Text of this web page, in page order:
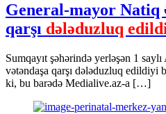
General-mayor Natiq
qarşı dələduzluq
Sumqayıt şəhərində yerləşən 1
vətəndaşa qarşı dələduzluq
ki, bu barədə Medialive.az-a […]